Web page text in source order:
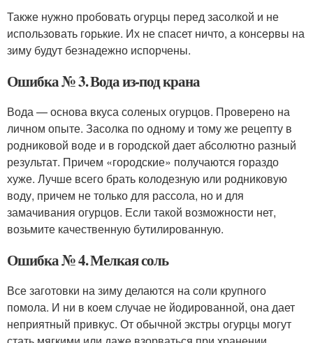
Также нужно пробовать огурцы перед засолкой и не
использовать горькие. Их не спасет ничто, а консервы на
зиму будут безнадежно испорчены.
Ошибка № 3. Вода из-под крана
Вода — основа вкуса соленых огурцов. Проверено на
личном опыте. Засолка по одному и тому же рецепту в
родниковой воде и в городской дает абсолютно разный
результат. Причем «городские» получаются гораздо
хуже. Лучше всего брать колодезную или родниковую
воду, причем не только для рассола, но и для
замачивания огурцов. Если такой возможности нет,
возьмите качественную бутилированную.
Ошибка № 4. Мелкая соль
Все заготовки на зиму делаются на соли крупного
помола. И ни в коем случае не йодированной, она дает
неприятный привкус. От обычной экстры огурцы могут